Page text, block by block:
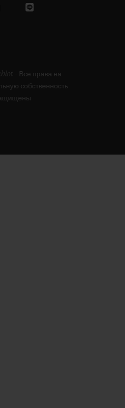
- Все права на
собственность